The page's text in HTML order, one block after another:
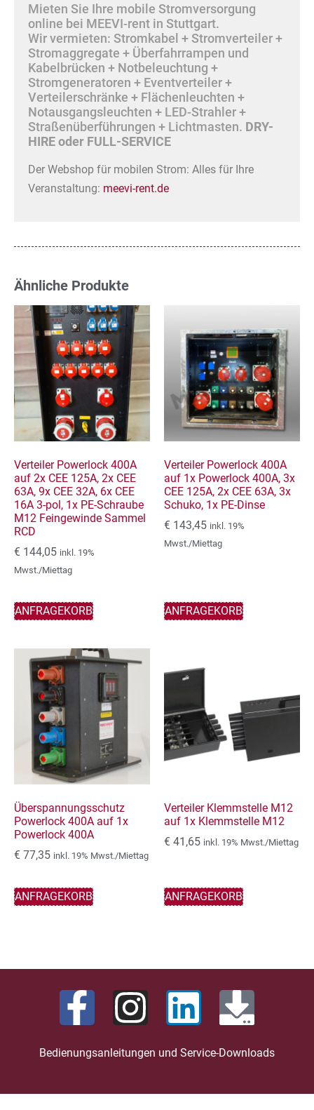
Mieten Sie Ihre mobile Stromversorgung
online bei MEEVI-rent in Stuttgart.
Wir vermieten: Stromkabel + Stromverteiler +
Stromaggregate + Überfahrrampen und
Kabelbrücken + Notbeleuchtung +
Stromgeneratoren + Eventverteiler +
Verteilerschränke + Flächenleuchten +
Notausgangsleuchten + LED-Strahler +
Straßenüberführungen + Lichtmasten. DRY-
HIRE oder FULL-SERVICE
Der Webshop für mobilen Strom: Alles für Ihre
Veranstaltung: meevi-rent.de
Ähnliche Produkte
Verteiler Powerlock 400A
auf 2x CEE 125A, 2x CEE
63A, 9x CEE 32A, 6x CEE
16A 3-pol, 1x PE-Schraube
M12 Feingewinde Sammel
RCD
€ 144,05 inkl. 19%
Mwst./Miettag
ANFRAGEKORB
Verteiler Powerlock 400A
auf 1x Powerlock 400A, 3x
CEE 125A, 2x CEE 63A, 3x
Schuko, 1x PE-Dinse
€ 143,45 inkl. 19%
Mwst./Miettag
ANFRAGEKORB
Überspannungsschutz
Powerlock 400A auf 1x
Powerlock 400A
€ 77,35 inkl. 19% Mwst./Miettag
ANFRAGEKORB
Verteiler Klemmstelle M12
auf 1x Klemmstelle M12
€ 41,65 inkl. 19% Mwst./Miettag
ANFRAGEKORB
Bedienungsanleitungen und Service-Downloads